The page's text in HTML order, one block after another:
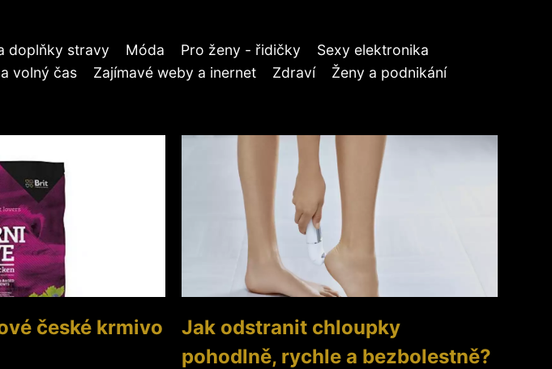
doplňky stravy Móda Pro ženy - řidičky
Sexy elektronika
volný čas Zajímavé weby a inernet Zdraví Ženy a podnikání
české krmivo
Jak odstranit chloupky
pohodlně, rychle a bezbolestně?